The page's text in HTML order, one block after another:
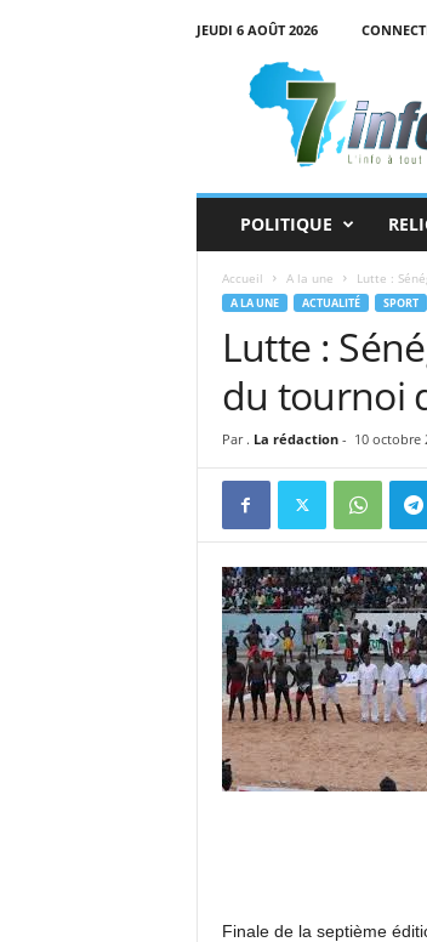
JEUDI 6 AOÛT 2026
POLITIQUE
Accueil A la une Lutte :
A LA UNE ACTUALITÉ SPORT
Lutte :
du tournoi
Par . La rédaction- 10 octobre
Finale de la septième